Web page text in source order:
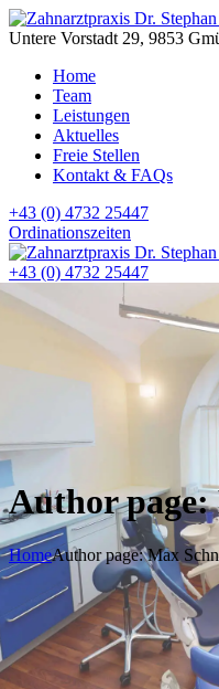
Untere Vorstadt 29, 9853
Home
Team
Leistungen
Aktuelles
Freie Stellen
Kontakt & FAQs
+43 (0) 4732 25447
Ordinationszeiten
+43 (0) 4732 25447
Author
HomeAuthor page: Max